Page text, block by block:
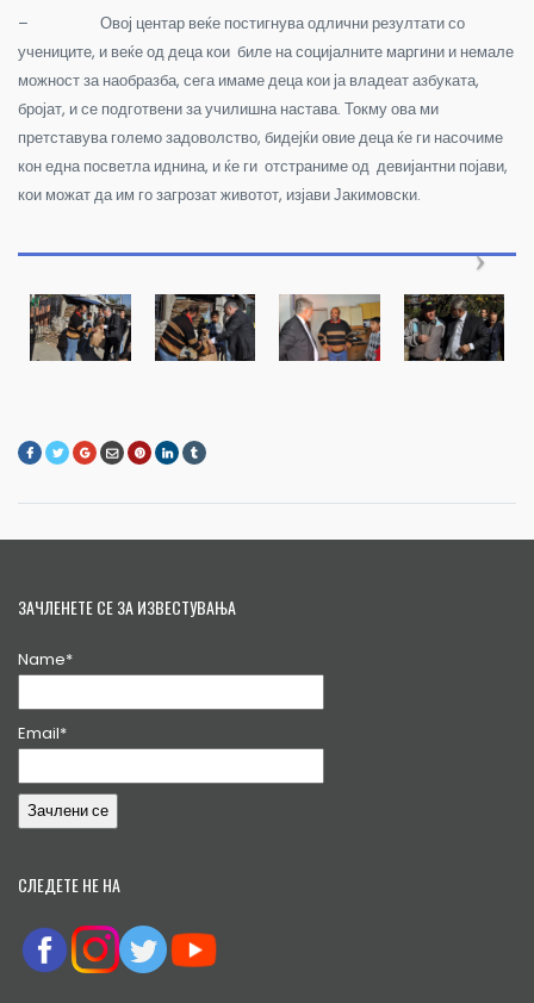
– Овој центар веќе постигнува одлични резултати со
учениците, и веќе од деца кои биле на социјалните маргини и немале
можност за наобразба, сега имаме деца кои ја владеат азбуката,
бројат, и се подготвени за училишна настава. Токму ова ми
претставува големо задоволство, бидејќи овие деца ќе ги насочиме
кон една посветла иднина, и ќе ги отстраниме од девијантни појави,
кои можат да им го загрозат животот, изјави Јакимовски.
ЗАЧЛЕНЕТЕ СЕ ЗА ИЗВЕСТУВАЊА
Name*
Email*
СЛЕДЕТЕ НЕ НА